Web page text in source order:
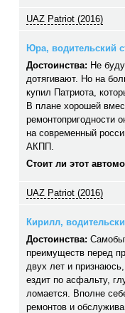
UAZ Patriot (2016)
Юра, водительский
Достоинства: Не
дотягивают. Но на
купил Патриота,
В плане хорошей
ремонтопригодности
на современный
АКПП.
Стоит ли этот
UAZ Patriot (2016)
Кирилл,
Достоинства:
преимуществ перед
двух лет и
ездит по асфальту,
ломается. Вполне
ремонтов и